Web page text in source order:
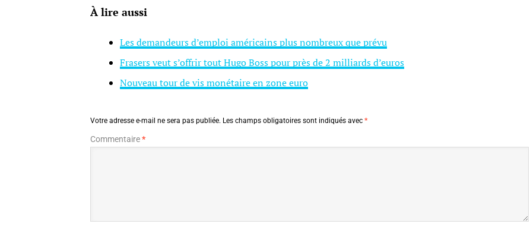
À lire aussi
Les demandeurs d’emploi américains plus nombreux que prévu
Frasers veut s’offrir tout Hugo Boss pour près de 2 milliards d’euros
Nouveau tour de vis monétaire en zone euro
Votre adresse e-mail ne sera pas publiée. Les champs obligatoires sont indiqués avec *
Commentaire*